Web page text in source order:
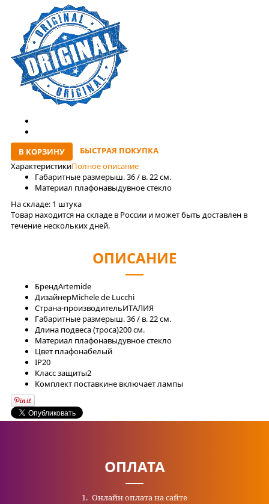
В КОРЗИНУ
БЫСТРАЯ ПОКУПКА
ХарактеристикиПолное описание
Габаритные размерыш. 36 / в. 22 см.
Материал плафонавыдувное стекло
На складе: 1 штука
Товар находится на складе в России и может быть доставлен в
течение нескольких дней.
ОПИСАНИЕ
БрендArtemide
ДизайнерMichele de Lucchi
Страна-производительИТАЛИЯ
Габаритные размерыш. 36 / в. 22 см.
Длина подвеса (троса)200 см.
Материал плафонавыдувное стекло
Цвет плафонабелый
IP20
Класс защиты2
Комплект поставкине включает лампы
ОПЛАТА
Онлайн оплата на сайте